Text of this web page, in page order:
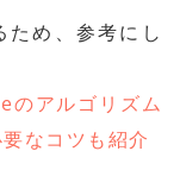
ため、参考にし
のアルゴリズム
なコツも紹介